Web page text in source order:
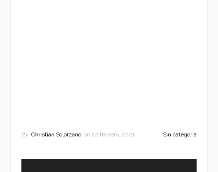
By Christian Solorzano on 22 febrero, 2021 Sin categoría